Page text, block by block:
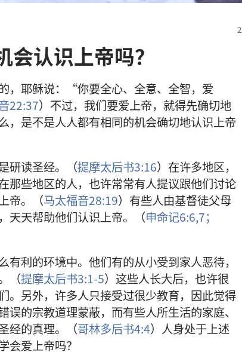
认识上帝吗？
， 耶稣说：“你要全心、 全意、 全智， 爱
22:37） 不过， 我们要爱上帝， 就得先确切地
， 是不是人人都有相同的机会确切地认识上帝
研读圣经。（提摩太后书3:16） 在许多地区，
那些地区的人， 也许常常有人提议跟他们讨论
帝。（马太福音28:19） 有些人由基督徒父母
， 天天帮助他们认识上帝。（申命记6:6,7；
有利的环境中。 他们有的从小受到家人恶待，
（提摩太后书3:1-5） 这些人长大后， 也许很
。 另外， 许多人只接受过很少教育， 因此觉得
误的宗教道理蒙蔽， 而有些人所生活的家庭、
经的真理。（哥林多后书4:4） 人身处于上述
会爱上帝吗？